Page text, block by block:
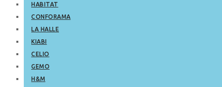
HABITAT
CONFORAMA
LA HALLE
KIABI
CELIO
GEMO
H&M